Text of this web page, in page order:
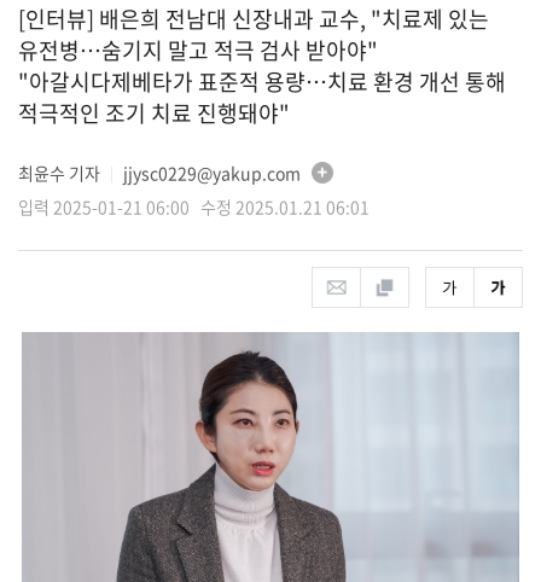
[인터뷰] 배은희 전남대 신장내과 교수, "치료제 있는
유전병…숨기지 말고 적극 검사 받아야"
"아갈시다제베타가 표준적 용량…치료 환경 개선 통해
적극적인 조기 치료 진행돼야"
최윤수 기자
jjysc0229@yakup.com
입력 2025-01-21 06:00 수정 2025.01.21 06:01